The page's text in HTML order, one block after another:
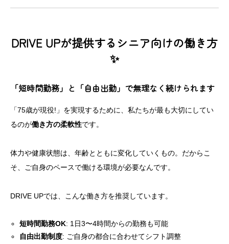
DRIVE UPが提供するシニア向けの働き方
✨
「短時間勤務」と「自由出勤」で無理なく続けられます
「75歳が現役!」を実現するために、私たちが最も大切にしてい
るのが働き方の柔軟性です。
体力や健康状態は、年齢とともに変化していくもの。だからこ
そ、ご自身のペースで働ける環境が必要なんです。
DRIVE UPでは、こんな働き方を推奨しています。
短時間勤務OK: 1日3〜4時間からの勤務も可能
自由出勤制度: ご自身の都合に合わせてシフト調整